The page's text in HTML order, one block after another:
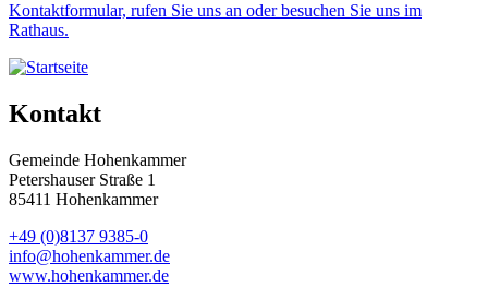
Kontaktformular, rufen Sie uns an oder besuchen Sie uns im
Rathaus.
Kontakt
Gemeinde Hohenkammer
Petershauser Straße 1
85411 Hohenkammer
+49 (0)8137 9385-0
info@hohenkammer.de
www.hohenkammer.de